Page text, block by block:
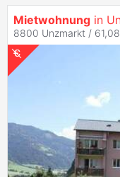
Mietwohnung in
8800 Unzmarkt /